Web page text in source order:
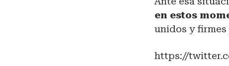
en estos
unidos y firmes
https://